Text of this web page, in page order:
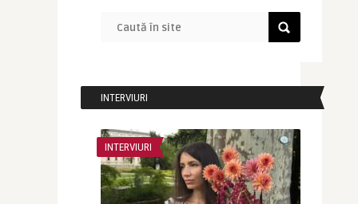
INTERVIURI
INTERVIURI